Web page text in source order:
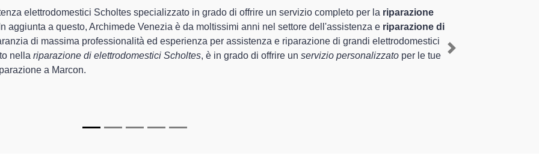
Venezia sono in grado di garantire al cliente esperienza pluriennale nel territorio di Marcon e provincia per
e lariparazione del tuo elettrodomestico Scholtes a Marcon, mediante il ripristino rapido del corretto
di Archimede Venezia sono in grado di fornire interventi di diverse tipologie sugli elettrodomestici da
funzionanti e durare a lungo nel tempo.
Next